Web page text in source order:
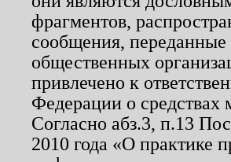
фрагментов,
сообщения, переданные
общественных
привлечено к
Федерации о
Согласно абз.3, п.13
2010 года «О практике